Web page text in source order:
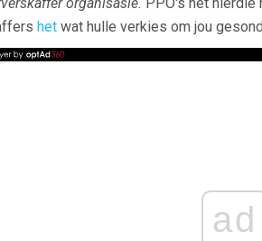
organisasie. PPO's het hierdie
het wat hulle verkies om jou
ad